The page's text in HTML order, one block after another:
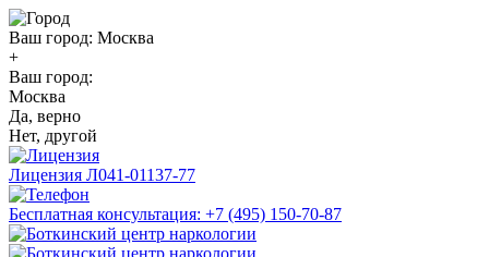
Ваш город: Москва
+
Ваш город:
Москва
Да, верно
Нет, другой
Лицензия Л041-01137-77
Бесплатная консультация: +7 (495) 150-70-87